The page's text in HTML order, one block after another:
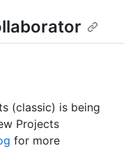
(classic) is being
Projects
for more